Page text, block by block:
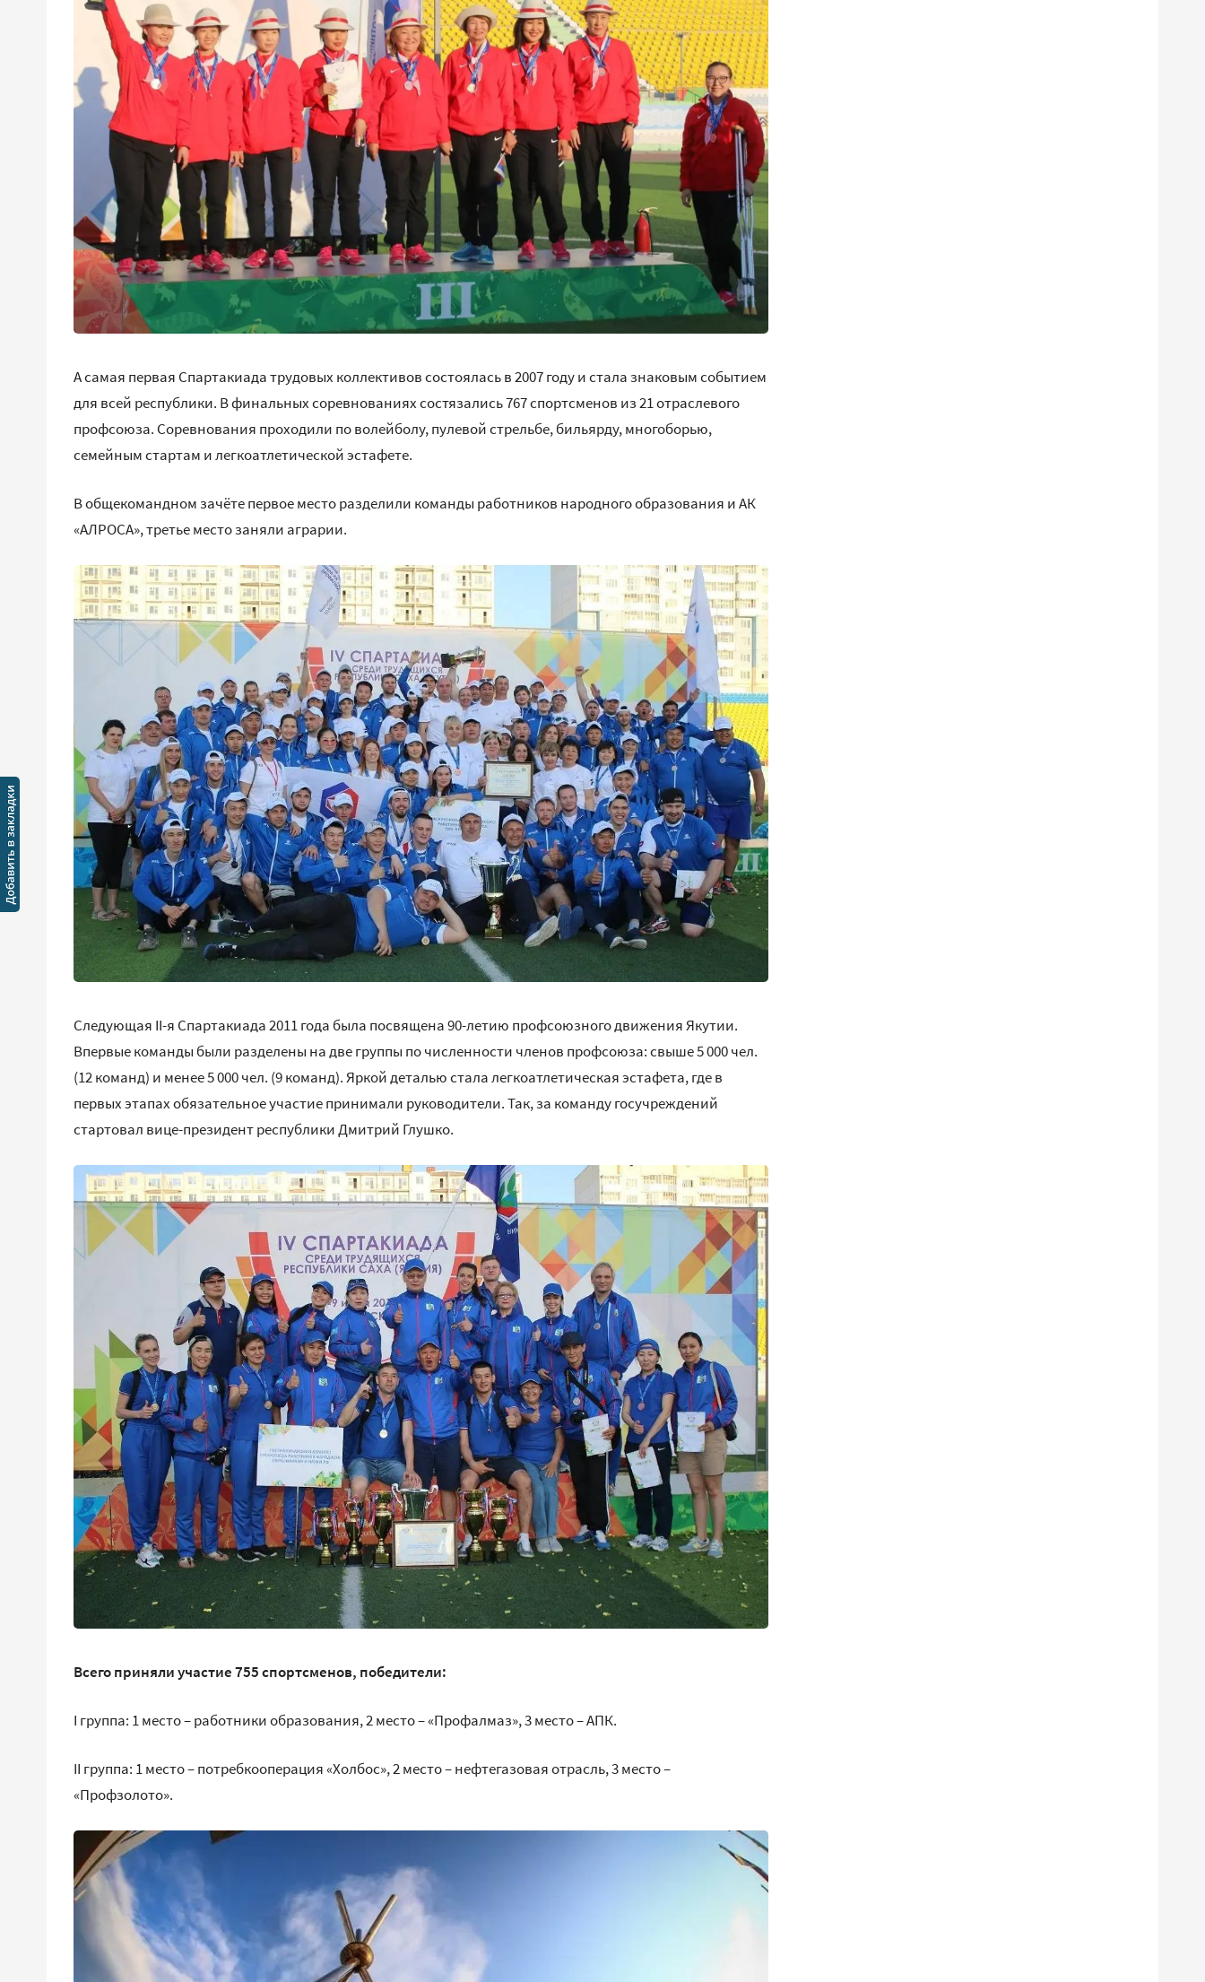
А самая первая Спартакиада трудовых коллективов состоялась в 2007 году и стала знаковым событием
для всей республики. В финальных соревнованиях состязались 767 спортсменов из 21 отраслевого
профсоюза. Соревнования проходили по волейболу, пулевой стрельбе, бильярду, многоборью,
семейным стартам и легкоатлетической эстафете.
В общекомандном зачёте первое место разделили команды работников народного образования и АК
«АЛРОСА», третье место заняли аграрии.
Следующая II-я Спартакиада 2011 года была посвящена 90-летию профсоюзного движения Якутии.
Впервые команды были разделены на две группы по численности членов профсоюза: свыше 5 000 чел.
(12 команд) и менее 5 000 чел. (9 команд). Яркой деталью стала легкоатлетическая эстафета, где в
первых этапах обязательное участие принимали руководители. Так, за команду госучреждений
стартовал вице-президент республики Дмитрий Глушко.
Всего приняли участие 755 спортсменов, победители:
I группа: 1 место – работники образования, 2 место – «Профалмаз», 3 место – АПК.
II группа: 1 место – потребкооперация «Холбос», 2 место – нефтегазовая отрасль, 3 место –
«Профзолото».